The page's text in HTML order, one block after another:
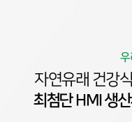
우
자연유래 건강
최첨단 HMI 생